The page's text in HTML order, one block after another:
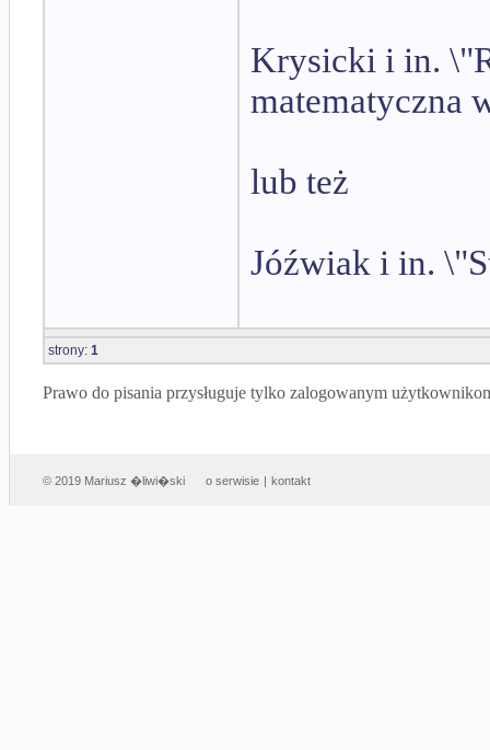
Krysicki i in.
matematyczna
lub też
Jóźwiak i in.
strony: 1
Prawo do pisania przysługuje tylko zalogowanym
© 2019 Mariusz �liwi�ski o serwisie | kontakt